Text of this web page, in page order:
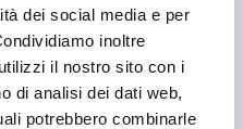
dei social media e per
inoltre
il nostro sito con i
di analisi dei dati web,
potrebbero combinarle
a tecnici esperti.
elevate dalle nostri
ad aziende locali di
servizio.